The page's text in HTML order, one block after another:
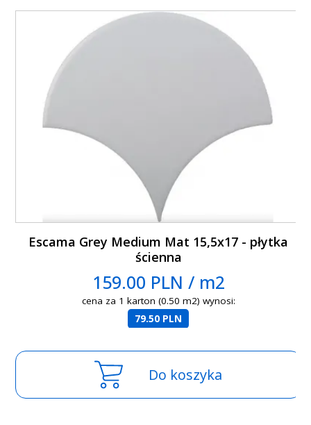
Escama Grey Medium Mat 15,5x17 - płytka
ścienna
159.00 PLN / m2
cena za 1 karton (0.50 m2) wynosi:
79.50 PLN
Do koszyka